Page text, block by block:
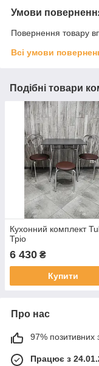
Умови
Повернення товару
Всі умови
Подібні товари
Кухонний комплект
Тріо
6 430 ₴
Купити
Про нас
97% позитивних з
Працює з